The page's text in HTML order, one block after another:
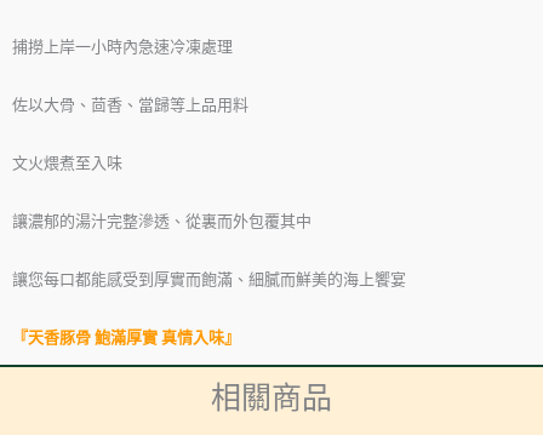
捕撈上岸一小時內急速冷凍處理
佐以大骨、茴香、當歸等上品用料
文火煨煮至入味
讓濃郁的湯汁完整滲透、從裏而外包覆其中
讓您每口都能感受到厚實而飽滿、細膩而鮮美的海上饗宴
『天香豚骨 鮑滿厚實 真情入味』
相關商品